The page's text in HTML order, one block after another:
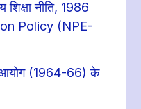
शिक्षा नीति, 1986
Policy (NPE-
आयोग (1964-66) के